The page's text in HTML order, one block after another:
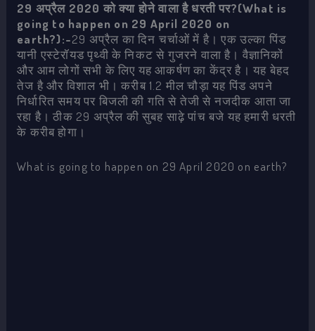
29 अप्रैल 2020 को क्या होने वाला है धरती पर?(What is
going to happen on 29 April 2020 on
earth?):-29 अप्रैल का दिन चर्चाओं में है। एक उल्‍का पिंड
यानी एस्‍टेरॉयड पृथ्‍वी के निकट से गुजरने वाला है। वैज्ञानिकों
और आम लोगों सभी के लिए यह आकर्षण का केंद्र है। यह बेहद
तेज है और विशाल भी। करीब 1.2 मील चौड़ा यह पिंड अपने
निर्धारित समय पर बिजली की गति से तेजी से नजदीक आता जा
रहा है। ठीक 29 अप्रैल की सुबह साढ़े पांच बजे यह हमारी धरती
के करीब होगा।
What is going to happen on 29 April 2020 on earth?